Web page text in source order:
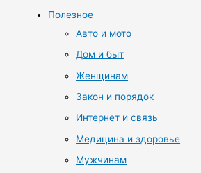
Полезное
Авто и мото
Дом и быт
Женщинам
Закон и порядок
Интернет и связь
Медицина и здоровье
Мужчинам